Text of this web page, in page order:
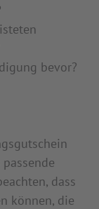
bevor?
dass
können, die